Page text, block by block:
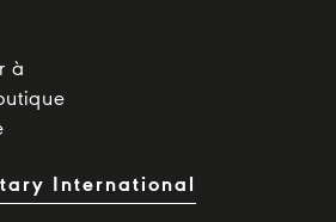
à
International